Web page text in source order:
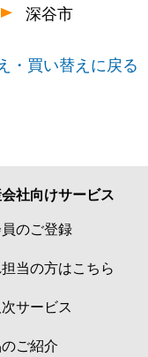
深谷市
・買い替えに戻る
社向けサービス
のご登録
当の方はこちら
サービス
ご紹介